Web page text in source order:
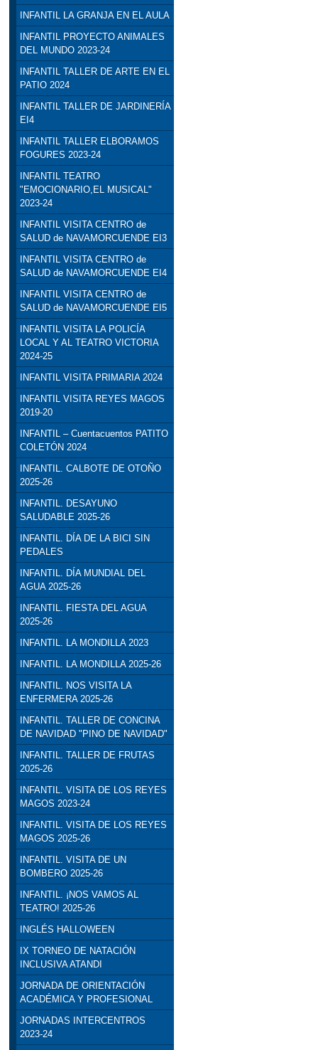
INFANTIL LA GRANJA EN EL AULA
INFANTIL PROYECTO ANIMALES
DEL MUNDO 2023-24
INFANTIL TALLER DE ARTE EN EL
PATIO 2024
INFANTIL TALLER DE JARDINERÍA
EI4
INFANTIL TALLER ELBORAMOS
FOGURES 2023-24
INFANTIL TEATRO
"EMOCIONARIO,EL MUSICAL"
2023-24
INFANTIL VISITA CENTRO de
SALUD de NAVAMORCUENDE EI3
INFANTIL VISITA CENTRO de
SALUD de NAVAMORCUENDE EI4
INFANTIL VISITA CENTRO de
SALUD de NAVAMORCUENDE EI5
INFANTIL VISITA LA POLICÍA
LOCAL Y AL TEATRO VICTORIA
2024-25
INFANTIL VISITA PRIMARIA 2024
INFANTIL VISITA REYES MAGOS
2019-20
INFANTIL – Cuentacuentos PATITO
COLETÓN 2024
INFANTIL. CALBOTE DE OTOÑO
2025-26
INFANTIL. DESAYUNO
SALUDABLE 2025-26
INFANTIL. DÍA DE LA BICI SIN
PEDALES
INFANTIL. DÍA MUNDIAL DEL
AGUA 2025-26
INFANTIL. FIESTA DEL AGUA
2025-26
INFANTIL. LA MONDILLA 2023
INFANTIL. LA MONDILLA 2025-26
INFANTIL. NOS VISITA LA
ENFERMERA 2025-26
INFANTIL. TALLER DE CONCINA
DE NAVIDAD "PINO DE NAVIDAD"
INFANTIL. TALLER DE FRUTAS
2025-26
INFANTIL. VISITA DE LOS REYES
MAGOS 2023-24
INFANTIL. VISITA DE LOS REYES
MAGOS 2025-26
INFANTIL. VISITA DE UN
BOMBERO 2025-26
INFANTIL. ¡NOS VAMOS AL
TEATRO! 2025-26
INGLÉS HALLOWEEN
IX TORNEO DE NATACIÓN
INCLUSIVA ATANDI
JORNADA DE ORIENTACIÓN
ACADÉMICA Y PROFESIONAL
JORNADAS INTERCENTROS
2023-24